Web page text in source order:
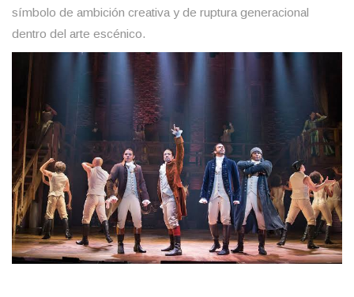
símbolo de ambición creativa y de ruptura generacional
dentro del arte escénico.